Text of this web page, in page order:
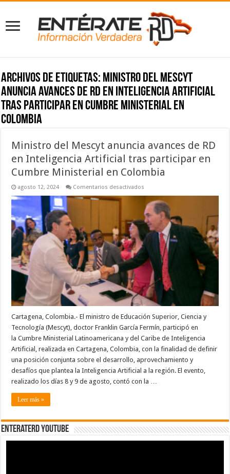
Archivos de etiquetas: Ministro del Mescyt
anuncia avances de RD en Inteligencia Artificial
tras participar en Cumbre Ministerial en
Colombia
Ministro del Mescyt anuncia avances de RD
en Inteligencia Artificial tras participar en
Cumbre Ministerial en Colombia
agosto 12, 2024 Comentarios desactivados
del
Mescyt
anuncia
avances
de
RD
en
Inteligencia
Artificial
tras
participar
Cumbre
Ministerial
en
Colombia
Cartagena, Colombia.- El ministro de Educación Superior, Ciencia y
Tecnología (Mescyt), doctor Franklin García Fermín, participó en
la Cumbre Ministerial Latinoamericana y del Caribe de Inteligencia
Artificial, realizada en Cartagena, Colombia, con la finalidad de definir
una posición conjunta sobre el desarrollo, aprovechamiento y
desafíos que plantea la Inteligencia Artificial a la región. El evento,
realizado los días 8 y 9 de agosto, contó con la …
Leer más »
EnterateRD YOUTUBE